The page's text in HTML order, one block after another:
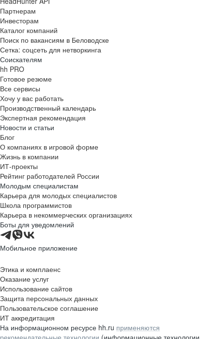
Партнерам
Инвесторам
Каталог компаний
Поиск по вакансиям в Беловодске
Сетка: соцсеть для нетворкинга
Соискателям
hh PRO
Готовое резюме
Все сервисы
Хочу у вас работать
Производственный календарь
Экспертная рекомендация
Новости и статьи
Блог
О компаниях в игровой форме
Жизнь в компании
ИТ-проекты
Рейтинг работодателей России
Молодым специалистам
Карьера для молодых специалистов
Школа программистов
Карьера в некоммерческих организациях
Боты для уведомлений
Мобильное приложение
Этика и комплаенс
Оказание услуг
Использование сайтов
Защита персональных данных
Пользовательское соглашение
ИТ аккредитация
На информационном ресурсе hh.ru применяются
рекомендательные технологии (информационные технологии